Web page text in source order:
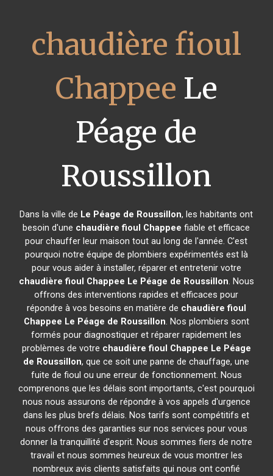
chaudière fioul
Chappee Le
Péage de
Roussillon
Dans la ville de Le Péage de Roussillon, les habitants ont
besoin d'une chaudière fioul Chappee fiable et efficace
pour chauffer leur maison tout au long de l'année. C'est
pourquoi notre équipe de plombiers expérimentés est là
pour vous aider à installer, réparer et entretenir votre
chaudière fioul Chappee Le Péage de Roussillon. Nous
offrons des interventions rapides et efficaces pour
répondre à vos besoins en matière de chaudière fioul
Chappee Le Péage de Roussillon. Nos plombiers sont
formés pour diagnostiquer et réparer rapidement les
problèmes de votre chaudière fioul Chappee Le Péage
de Roussillon, que ce soit une panne de chauffage, une
fuite de fioul ou une erreur de fonctionnement. Nous
comprenons que les délais sont importants, c'est pourquoi
nous nous assurons de répondre à vos appels d'urgence
dans les plus brefs délais. Nos tarifs sont compétitifs et
nous offrons des garanties sur nos services pour vous
donner la tranquillité d'esprit. Nous sommes fiers de notre
travail et nous sommes heureux de vous montrer les
nombreux avis clients satisfaits qui nous ont confié